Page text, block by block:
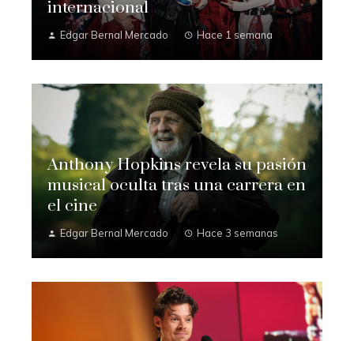
internacional
Edgar Bernal Mercado Hace 1 semana
Anthony Hopkins revela su pasión
musical oculta tras una carrera en
el cine
Edgar Bernal Mercado Hace 3 semanas